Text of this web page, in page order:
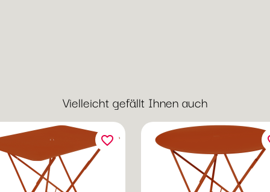
Vielleicht gefällt Ihnen auch
favorite_border